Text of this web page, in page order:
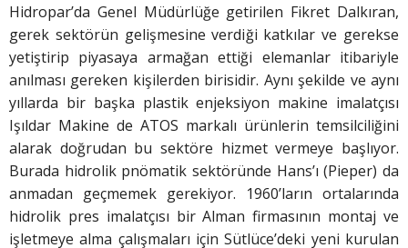
Hidropar’da Genel Müdürlüğe getirilen Fikret Dalkıran,
gerek sektörün gelişmesine verdiği katkılar ve gerekse
yetiştirip piyasaya armağan ettiği elemanlar itibariyle
anılması gereken kişilerden birisidir. Aynı şekilde ve aynı
yıllarda bir başka plastik enjeksiyon makine imalatçısı
Işıldar Makine de ATOS markalı ürünlerin temsilciliğini
alarak doğrudan bu sektöre hizmet vermeye başlıyor.
Burada hidrolik pnömatik sektöründe Hans’ı (Pieper) da
anmadan geçmemek gerekiyor. 1960’ların ortalarında
hidrolik pres imalatçısı bir Alman firmasının montaj ve
işletmeye alma çalışmaları için Sütlüce’deki yeni kurulan